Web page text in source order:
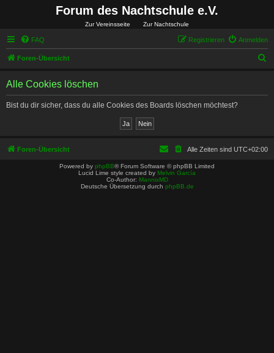
Forum des Nachtschule e.V.
Zur Vereinsseite Zur Nachtschule
FAQ Anmelden
Registrieren
Foren-Übersicht
Alle Cookies löschen
Bist du dir sicher, dass du alle Cookies des Boards löschen möchtest?
Foren-Übersicht Alle Zeiten sind UTC+02:00
Powered by phpBB® Forum Software © phpBB Limited
Lucid Lime style created by Melvin García
Co-Author: MannixMD
Deutsche Übersetzung durch phpBB.de